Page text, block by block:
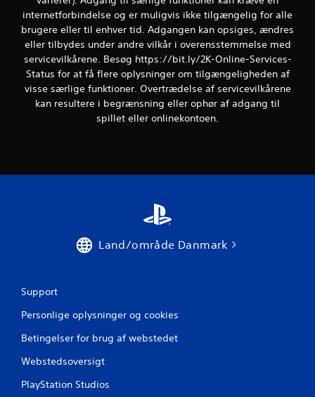
internetforbindelse og er muligvis ikke tilgængelig for alle
brugere eller til enhver tid. Adgangen kan opsiges, ændres
eller tilbydes under andre vilkår i overensstemmelse med
servicevilkårene. Besøg https://bit.ly/2K-Online-Services-
Status for at få flere oplysninger om tilgængeligheden af
visse særlige funktioner. Overtrædelse af servicevilkårene
kan resultere i begrænsning eller ophør af adgang til
spillet eller onlinekontoen.
Land/område Danmark
Support
Personlige oplysninger og cookies
Betingelser for brug af webstedet
Webstedsoversigt
PlayStation Studios